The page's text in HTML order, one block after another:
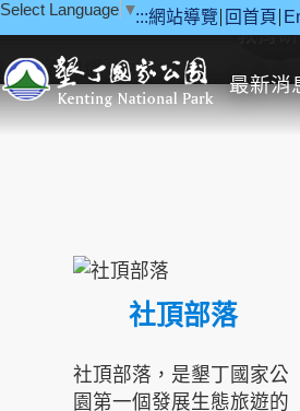
:::網站導覽 回首頁
Select Language ▼
最新消
教育
社頂部落
社頂部落，是墾丁國家公
園第一個發展生態旅遊的